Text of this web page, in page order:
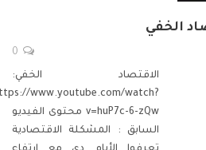
الخفي
الاقتصاد الخفي:
www.youtube.com/watch?
v=huP7c-6-zQw محتوى الفيديو
السابق : المشكلة الاقتصادية